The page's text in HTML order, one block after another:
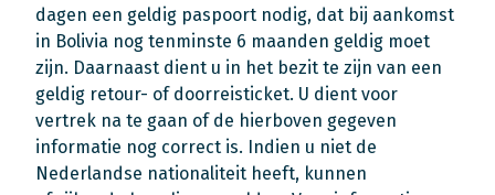
dagen een geldig paspoort nodig, dat bij aankomst
in Bolivia nog tenminste 6 maanden geldig moet
zijn. Daarnaast dient u in het bezit te zijn van een
geldig retour- of doorreisticket. U dient voor
vertrek na te gaan of de hierboven gegeven
informatie nog correct is. Indien u niet de
Nederlandse nationaliteit heeft, kunnen